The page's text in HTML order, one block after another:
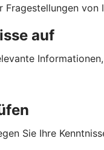
Fragestellungen
auf
Sie Ihre